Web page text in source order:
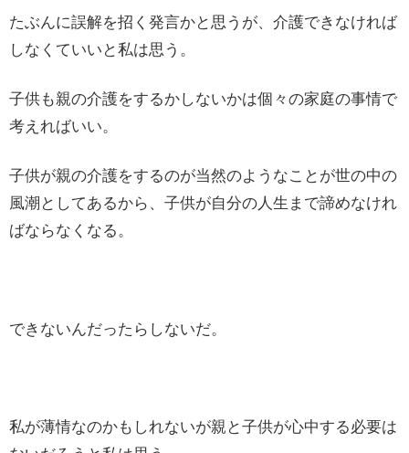
たぶんに誤解を招く発言かと思うが、介護できなければ
しなくていいと私は思う。
子供も親の介護をするかしないかは個々の家庭の事情で
考えればいい。
子供が親の介護をするのが当然のようなことが世の中の
風潮としてあるから、子供が自分の人生まで諦めなけれ
ばならなくなる。
できないんだったらしないだ。
私が薄情なのかもしれないが親と子供が心中する必要は